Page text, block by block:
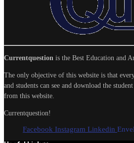
Currentquestion is the Best Education and
The only objective of this website is that
and students can see and download the
from this website.
Currentquestion!
Facebook Instagram Linkedin